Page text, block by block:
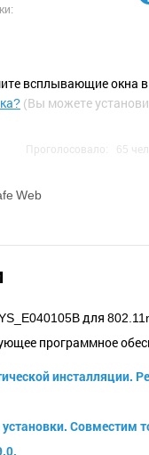
всплывающие окна в
(Вы можете
Проголосовало: 65
Web
для
программное
инсталляции.